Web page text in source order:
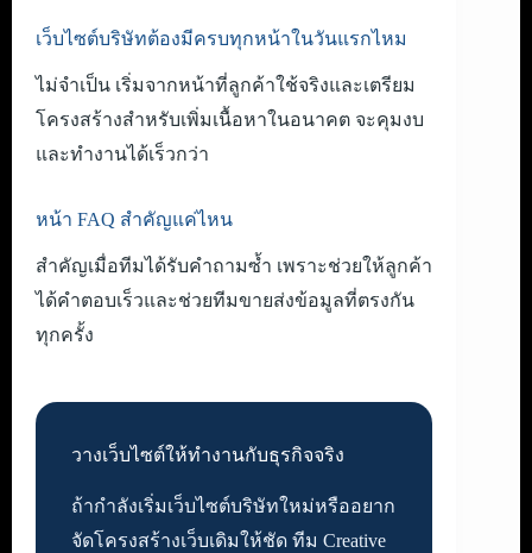
เว็บไซต์บริษัทต้องมีครบทุกหน้าในวันแรกไหม
ไม่จำเป็น เริ่มจากหน้าที่ลูกค้าใช้จริงและเตรียม
โครงสร้างสำหรับเพิ่มเนื้อหาในอนาคต จะคุมงบ
และทำงานได้เร็วกว่า
หน้า FAQ สำคัญแค่ไหน
สำคัญเมื่อทีมได้รับคำถามซ้ำ เพราะช่วยให้ลูกค้า
ได้คำตอบเร็วและช่วยทีมขายส่งข้อมูลที่ตรงกัน
ทุกครั้ง
วางเว็บไซต์ให้ทำงานกับธุรกิจจริง
ถ้ากำลังเริ่มเว็บไซต์บริษัทใหม่หรืออยาก
จัดโครงสร้างเว็บเดิมให้ชัด ทีม Creative